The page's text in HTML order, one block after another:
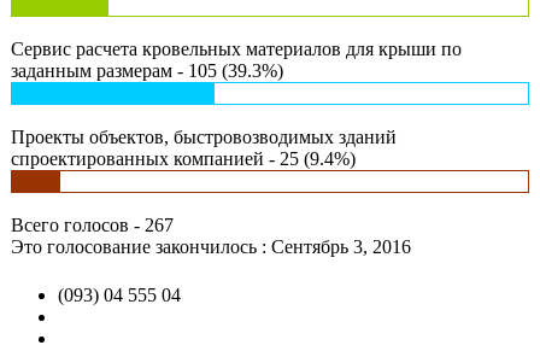
Сервис расчета кровельных материалов для крыши по
заданным размерам - 105 (39.3%)
Проекты объектов, быстровозводимых зданий
спроектированных компанией - 25 (9.4%)
Всего голосов - 267
Это голосование закончилось : Сентябрь 3, 2016
(093) 04 555 04